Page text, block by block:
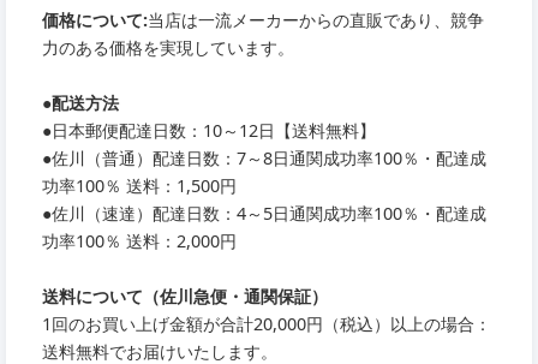
価格について:当店は一流メーカーからの直販であり、競争
力のある価格を実現しています。
●配送方法
●日本郵便配達日数：10～12日【送料無料】
●佐川（普通）配達日数：7～8日通関成功率100％・配達成
功率100％ 送料：1,500円
●佐川（速達）配達日数：4～5日通関成功率100％・配達成
功率100％ 送料：2,000円
送料について（佐川急便・通関保証）
1回のお買い上げ金額が合計20,000円（税込）以上の場合：
送料無料でお届けいたします。